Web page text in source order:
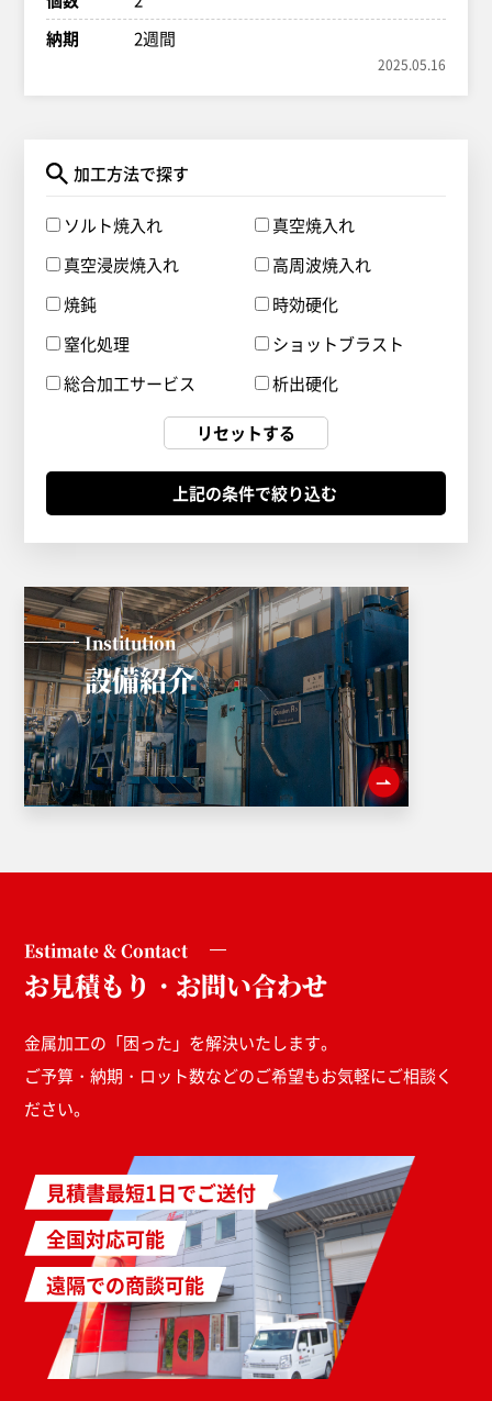
納期
2週間
2025.05.16
加工方法で探す
ソルト焼入れ
真空焼入れ
真空浸炭焼入れ
高周波焼入れ
焼鈍
時効硬化
窒化処理
ショットブラスト
総合加工サービス
析出硬化
リセットする
Institution
設備紹介
Estimate & Contact
お見積もり・お問い合わせ
金属加工の「困った」を解決いたします。
ご予算・納期・ロット数などのご希望もお気軽にご相談く
ださい。
見積書最短1日でご送付
全国対応可能
遠隔での商談可能